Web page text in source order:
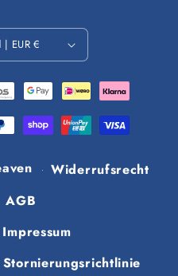
Deutschland | EUR €
Widerrufsrecht
AGB
Impressum
Stornierungsrichtlinie